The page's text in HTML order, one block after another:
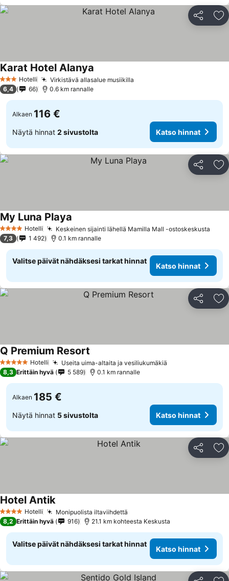
Jaa
3 Tähtiluokitus
Hotelli Virkistävä allasalue musiikilla
Karat Hotel Alanya
6,4 66 0.6 km rannalle
Alkaen 116 €
Näytä hinnat 2 sivustolta Katso hinnat
Jaa
4 Tähtiluokitus
Hotelli Keskeinen sijainti lähellä Mamilla Mall -ostoskeskusta
My Luna Playa
7,3 1 492 0.1 km rannalle
Valitse päivät nähdäksesi tarkat hinnat
Katso hinnat
Jaa
5 Tähtiluokitus
Hotelli Useita uima-altaita ja vesiliukumäkiä
Q Premium Resort
8,3 Erittäin hyvä 5 589 0.1 km rannalle
Alkaen 185 €
Näytä hinnat 5 sivustolta Katso hinnat
Jaa
4 Tähtiluokitus
Hotelli Monipuolista iltaviihdettä
Hotel Antik
8,2 Erittäin hyvä 916 21.1 km kohteesta Keskusta
Valitse päivät nähdäksesi tarkat hinnat
Katso hinnat